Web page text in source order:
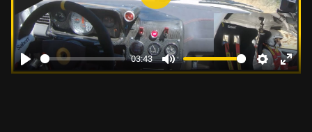
Play
03:43
Mute Settings
Enter
Play